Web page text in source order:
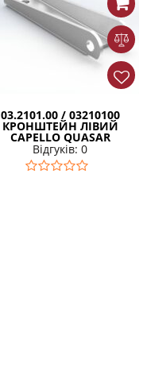
03.2101.00 / 03210100
КРОНШТЕЙН ЛІВИЙ
CAPELLO QUASAR
Відгуків: 0